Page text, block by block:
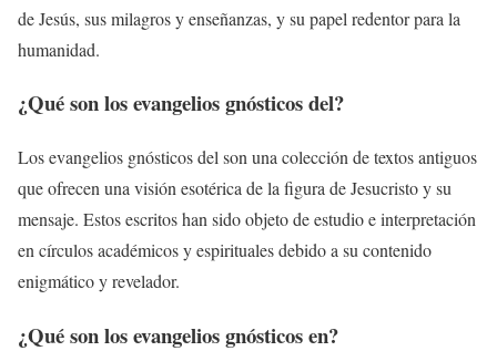
de Jesús, sus milagros y enseñanzas, y su papel redentor para la
humanidad.
¿Qué son losevangelios gnósticos del?
Los evangelios gnósticos del son una colección de textos antiguos
que ofrecen una visión esotérica de la figura de Jesucristo y su
mensaje. Estos escritos han sido objeto de estudio e interpretación
en círculos académicos y espirituales debido a su contenido
enigmático y revelador.
¿Qué son losevangelios gnósticos en?